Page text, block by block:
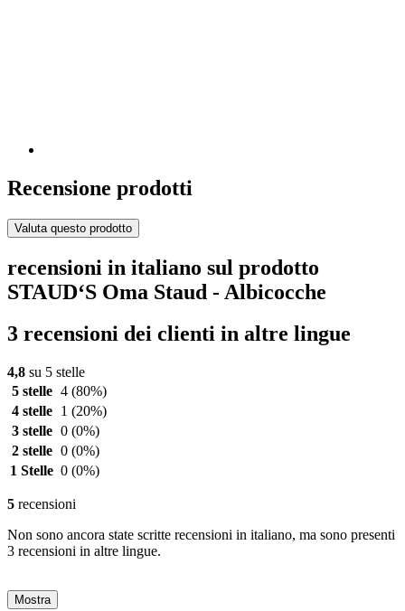
Recensione prodotti
Valuta questo prodotto
recensioni in italiano sul prodotto
STAUD‘S Oma Staud - Albicocche
3 recensioni dei clienti in altre lingue
4,8 su 5 stelle
5 stelle 4 (80%)
4 stelle
1 (20%)
3 stelle 0 (0%)
2 stelle 0 (0%)
1 Stelle 0 (0%)
5 recensioni
Non sono ancora state scritte recensioni in italiano, ma sono presenti
3 recensioni in altre lingue.
Mostra